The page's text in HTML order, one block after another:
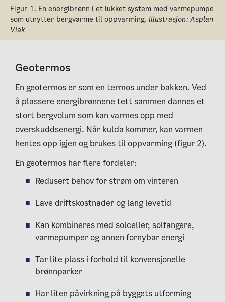
Figur 1. En energibrønn i et lukket system med varmepumpe
som utnytter bergvarme til oppvarming. Illustrasjon: Asplan
Viak
Geotermos
En geotermos er som en termos under bakken. Ved
å plassere energibrønnene tett sammen dannes et
stort bergvolum som kan varmes opp med
overskuddsenergi. Når kulda kommer, kan varmen
hentes opp igjen og brukes til oppvarming (figur 2).
En geotermos har flere fordeler:
Redusert behov for strøm om vinteren
Lave driftskostnader og lang levetid
Kan kombineres med solceller, solfangere,
varmepumper og annen fornybar energi
Tar lite plass i forhold til konvensjonelle
brønnparker
Har liten påvirkning på byggets utforming